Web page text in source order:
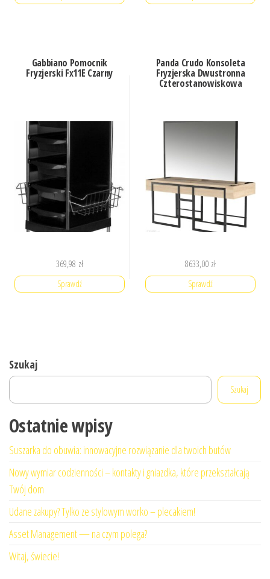
Gabbiano Pomocnik
Fryzjerski Fx11E Czarny
369,98 zł
Sprawdź
Panda Crudo Konsoleta
Fryzjerska Dwustronna
Czterostanowiskowa
8633,00 zł
Sprawdź
Szukaj
Szukaj
Ostatnie wpisy
Suszarka do obuwia: innowacyjne rozwiązanie dla twoich butów
Nowy wymiar codzienności – kontakty i gniazdka, które przekształcają
Twój dom
Udane zakupy? Tylko ze stylowym worko – plecakiem!
Asset Management — na czym polega?
Witaj, świecie!